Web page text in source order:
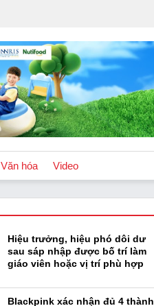
Văn hóa
Podcast
Video
Hiệu trưởng, hiệu phó dôi dư
sau sáp nhập được bố trí làm
giáo viên hoặc vị trí phù hợp
Blackpink xác nhận đủ 4 thành